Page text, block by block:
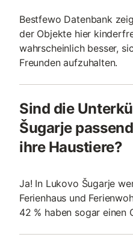
Bestfewo Datenbank
der Objekte hier
wahrscheinlich besser,
Freunden aufzuhalten.
Sind die
Šugarje
ihre Haustiere?
Ja! In Lukovo Šugarje
Ferienhaus und
42 % haben sogar einen